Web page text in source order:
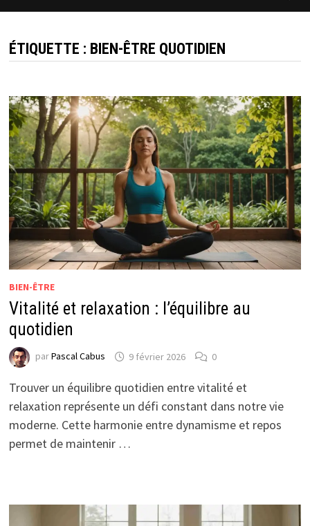
ÉTIQUETTE : BIEN-ÊTRE QUOTIDIEN
BIEN-ÊTRE
Vitalité et relaxation : l’équilibre au
quotidien
parPascal Cabus 9 février 2026 0
Trouver un équilibre quotidien entre vitalité et
relaxation représente un défi constant dans notre vie
moderne. Cette harmonie entre dynamisme et repos
permet de maintenir …